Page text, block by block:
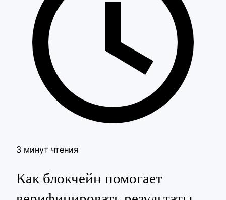
3 минут чтения
Как блокчейн помогает